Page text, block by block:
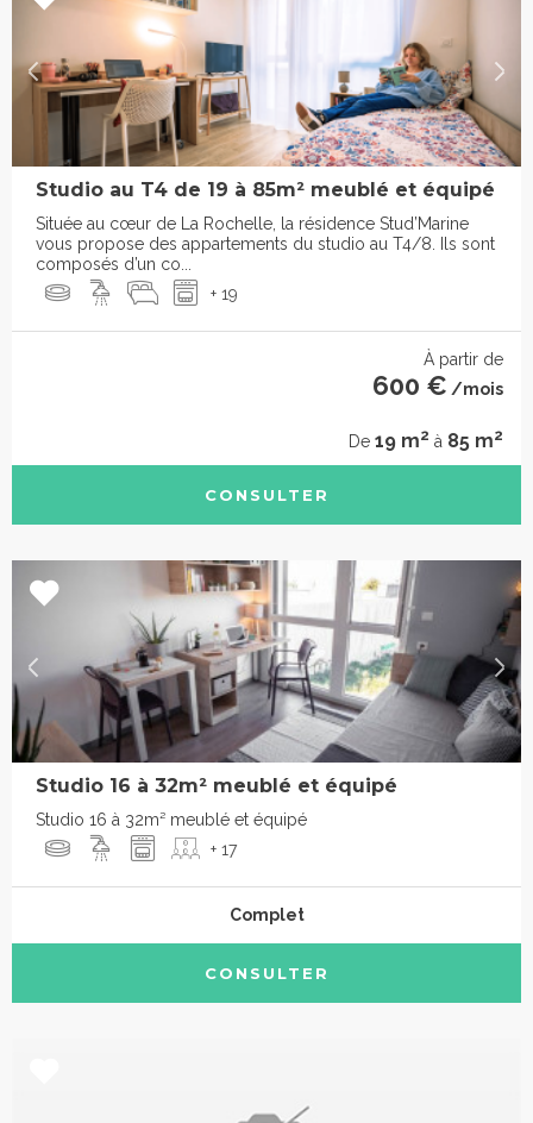
Studio au T4 de 19 à 85m² meublé et équipé
Située au cœur de La Rochelle, la résidence Stud’Marine
vous propose des appartements du studio au T4/8. Ils sont
composés d’un co...
+ 19
À partir de
600 € /mois
De 19 m2 à 85 m2
CONSULTER
Studio 16 à 32m² meublé et équipé
Studio 16 à 32m² meublé et équipé
+ 17
Complet
CONSULTER